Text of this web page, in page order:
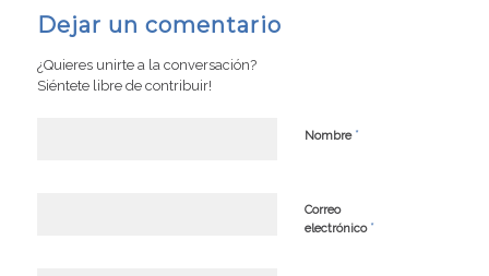
Dejar un comentario
¿Quieres unirte a la conversación?
Siéntete libre de contribuir!
Nombre *
Correo
electrónico *